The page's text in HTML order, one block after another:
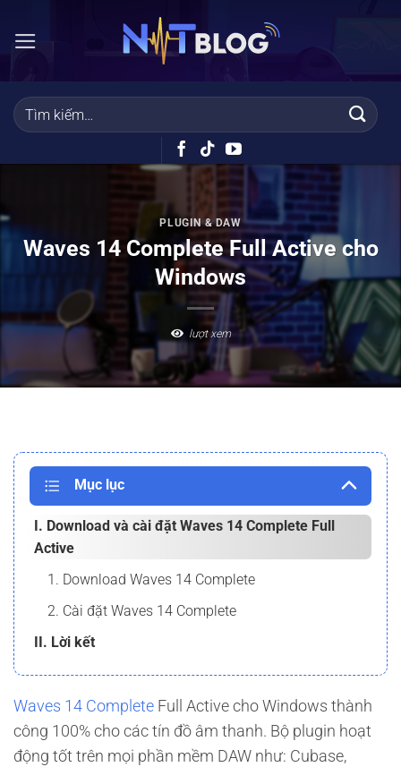
qua
dung
PLUGIN & DAW
Waves 14 Complete Full Active cho
Windows
lượt xem
Mục lục
I. Download và cài đặt Waves 14 Complete Full
Active
1. Download Waves 14 Complete
2. Cài đặt Waves 14 Complete
II. Lời kết
Waves 14 Complete Full Active cho Windows thành
công 100% cho các tín đồ âm thanh. Bộ plugin hoạt
động tốt trên mọi phần mềm DAW như: Cubase,